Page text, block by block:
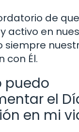
de
activo en
siempre
con Él.
puedo
el
en mi